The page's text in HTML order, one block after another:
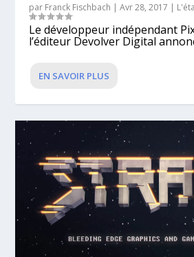
par Franck Fischbach |Avr 28, 2017 |
Le développeur indépendant
l’éditeur Devolver Digital
EN SAVOIR PLUS